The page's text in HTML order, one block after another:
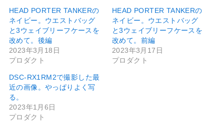
HEAD PORTER TANKERの
ネイビー。ウエストバッグ
と3ウェイブリーフケースを
改めて。後編
2023年3月18日
プロダクト
HEAD PORTER TANKERの
ネイビー。ウエストバッグ
と3ウェイブリーフケースを
改めて。前編
2023年3月17日
プロダクト
DSC-RX1RM2で撮影した最
近の画像。やっぱりよく写
る。
2023年1月6日
プロダクト